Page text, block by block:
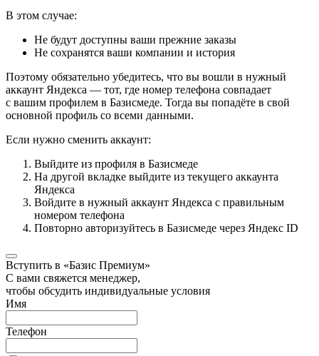
В этом случае:
Не будут доступны ваши прежние заказы
Не сохранятся ваши компании и история
Поэтому обязательно убедитесь, что вы вошли в нужный
аккаунт Яндекса — тот, где номер телефона совпадает
с вашим профилем в Базисмеде. Тогда вы попадёте в свой
основной профиль со всеми данными.
Если нужно сменить аккаунт:
Выйдите из профиля в Базисмеде
На другой вкладке выйдите из текущего аккаунта
Яндекса
Войдите в нужный аккаунт Яндекса с правильным
номером телефона
Повторно авторизуйтесь в Базисмеде через Яндекс ID
Вступить в «Базис Премиум»
С вами свяжется менеджер,
чтобы обсудить индивидуальные условия
Имя
Телефон